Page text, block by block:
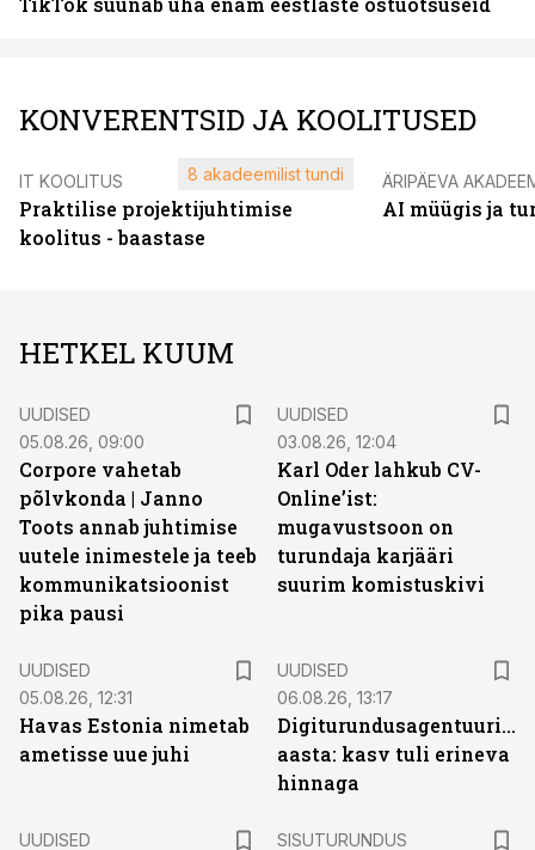
KONVERENTSID JA KOOLITUSED
IT KOOLITUS
Praktilise projektijuhtimise
koolitus - baastase
8 akadeemilist tundi ÄRIPÄEVA
AI müügis ja
HETKEL KUUM
UUDISED
05.08.26, 09:00
Corpore vahetab
põlvkonda | Janno
Toots annab juhtimise
uutele inimestele ja teeb
kommunikatsioonist
pika pausi
UUDISED
03.08.26, 12:04
Karl Oder lahkub CV-
Online’ist:
mugavustsoon on
turundaja karjääri
suurim komistuskivi
UUDISED
05.08.26, 12:31
Havas Estonia nimetab
ametisse uue juhi
UUDISED
06.08.26, 13:17
Digiturundusagentuuride
aasta: kasv tuli erineva
hinnaga
UUDISED
SISUTURUNDUS